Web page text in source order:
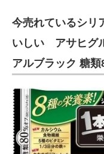
今売れているシリ
いしい アサヒグ
アルブラック 糖類